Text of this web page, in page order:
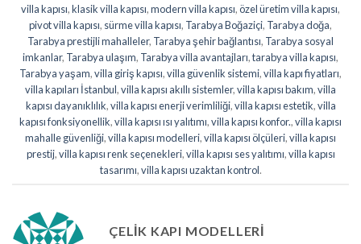
villa kapısı,klasik villa kapısı,modern villa kapısı,özel üretim villa kapısı,
pivot villa kapısı, sürme villa kapısı, Tarabya Boğaziçi, Tarabya doğa,
Tarabya prestijli mahalleler, Tarabya şehir bağlantısı, Tarabya sosyal
imkanlar, Tarabya ulaşım, Tarabya villa avantajları,tarabya villa kapısı,
Tarabya yaşam,villa giriş kapısı,villa güvenlik sistemi,villa kapı fiyatları,
villa kapıları İstanbul,villa kapısı akıllı sistemler,villa kapısı bakım,villa
kapısı dayanıklılık,villa kapısı enerji verimliliği,villa kapısı estetik,villa
kapısı fonksiyonellik,villa kapısı ısı yalıtımı,villa kapısı konfor.,villa kapısı
mahalle güvenliği,villa kapısı modelleri,villa kapısı ölçüleri,villa kapısı
prestij,villa kapısı renk seçenekleri,villa kapısı ses yalıtımı,villa kapısı
tasarımı,villa kapısı uzaktan kontrol.
ÇELIK KAPI MODELLERI